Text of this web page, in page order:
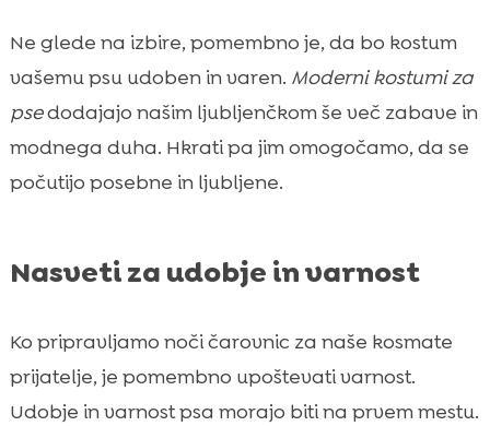
Ne glede na izbire, pomembno je, da bo kostum
vašemu psu udoben in varen. Moderni kostumi za
psedodajajo našim ljubljenčkom še več zabave in
modnega duha. Hkrati pa jim omogočamo, da se
počutijo posebne in ljubljene.
Nasveti za udobje in varnost
Ko pripravljamo noči čarovnic za naše kosmate
prijatelje, je pomembno upoštevati varnost.
Udobje in varnost psa morajo biti na prvem mestu.